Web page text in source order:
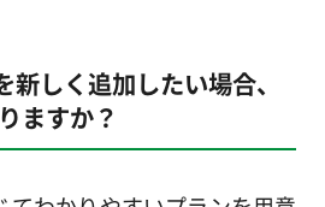
しく追加したい場合、
ますか？